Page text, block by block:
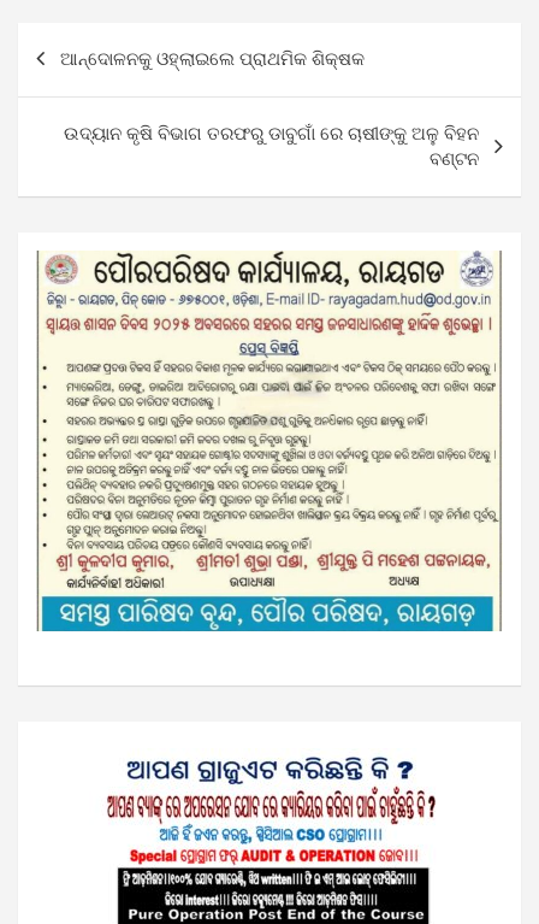
navigation
ଆନ୍ଦୋଳନକୁ ଓହ୍ଲାଇଲେ ପ୍ରାଥମିକ ଶିକ୍ଷକ
ଉଦ୍ୟାନ କୃଷି ବିଭାଗ ତରଫରୁ ଡାବୁଗାଁ ରେ ଚାଷୀଙ୍କୁ ଅଳୁ ବିହନ
ବଣ୍ଟନ